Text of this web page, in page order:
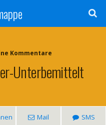
Kommentare
Unterbemittelt
Mail SMS